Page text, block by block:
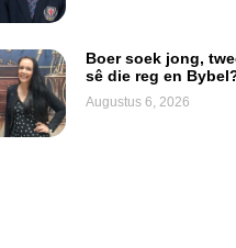
Boer soek jong,
sê die reg en
Augustus 6, 2026